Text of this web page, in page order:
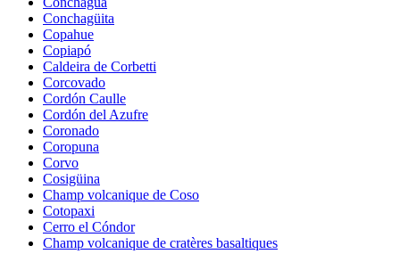
Conchagüita
Copahue
Copiapó
Caldeira de Corbetti
Corcovado
Cordón Caulle
Cordón del Azufre
Coronado
Coropuna
Corvo
Cosigüina
Champ volcanique de Coso
Cotopaxi
Cerro el Cóndor
Champ volcanique de cratères basaltiques